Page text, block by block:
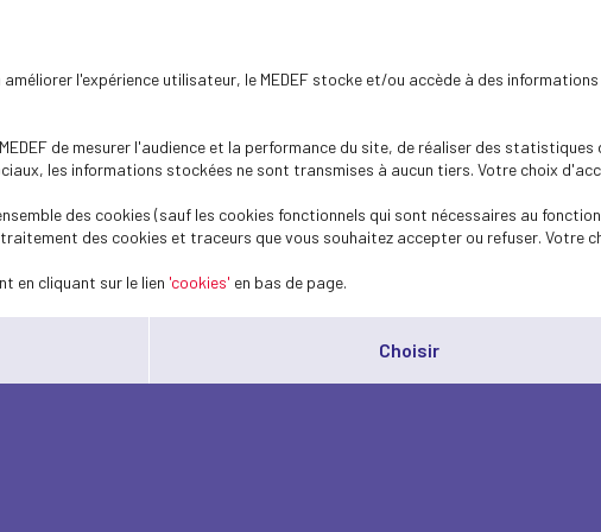
l'expérience utilisateur, le MEDEF stocke et/ou accède à des
de mesurer l'audience et la performance du site, de réaliser des
les informations stockées ne sont transmises à aucun tiers. Votre choix
des cookies (sauf les cookies fonctionnels qui sont nécessaires au
des cookies et traceurs que vous souhaitez accepter ou refuser. Votre
en cliquant sur le lien 'cookies' en bas de page.
Choisir